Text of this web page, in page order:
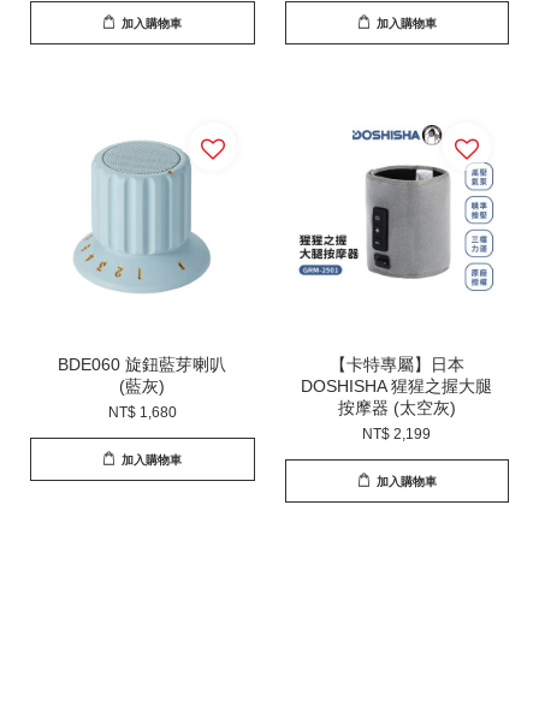
加入購物車 加入購物車
BDE060 旋鈕藍芽喇叭
(藍灰)
NT$ 1,680
加入購物車
【卡特專屬】日本
DOSHISHA 猩猩之握大腿
按摩器 (太空灰)
NT$ 2,199
加入購物車